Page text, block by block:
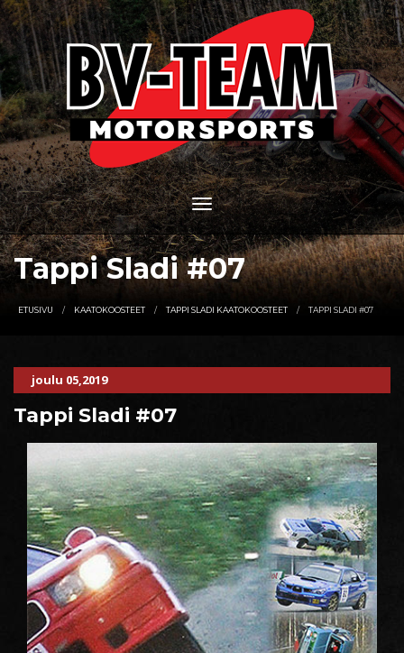
Tappi Sladi #07
ETUSIVU KAATOKOOSTEET TAPPI SLADI KAATOKOOSTEET TAPPI SLADI #07
joulu 05,2019
Tappi Sladi #07